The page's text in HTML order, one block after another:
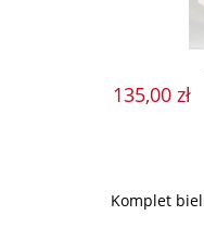
135,00 zł
Komplet